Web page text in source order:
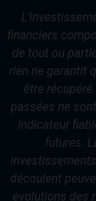
financiers
de tout ou
rien ne garantit
être
passées ne
indicateur
futures.
découlent
évolutions des